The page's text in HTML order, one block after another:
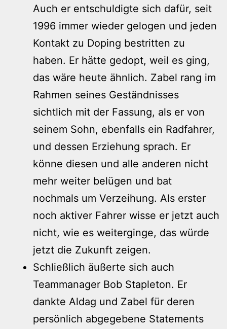
Auch er entschuldigte sich dafür, seit
1996 immer wieder gelogen und jeden
Kontakt zu Doping bestritten zu
haben. Er hätte gedopt, weil es ging,
das wäre heute ähnlich. Zabel rang im
Rahmen seines Geständnisses
sichtlich mit der Fassung, als er von
seinem Sohn, ebenfalls ein Radfahrer,
und dessen Erziehung sprach. Er
könne diesen und alle anderen nicht
mehr weiter belügen und bat
nochmals um Verzeihung. Als erster
noch aktiver Fahrer wisse er jetzt auch
nicht, wie es weiterginge, das würde
jetzt die Zukunft zeigen.
Schließlich äußerte sich auch
Teammanager Bob Stapleton. Er
dankte Aldag und Zabel für deren
persönlich abgegebene Statements